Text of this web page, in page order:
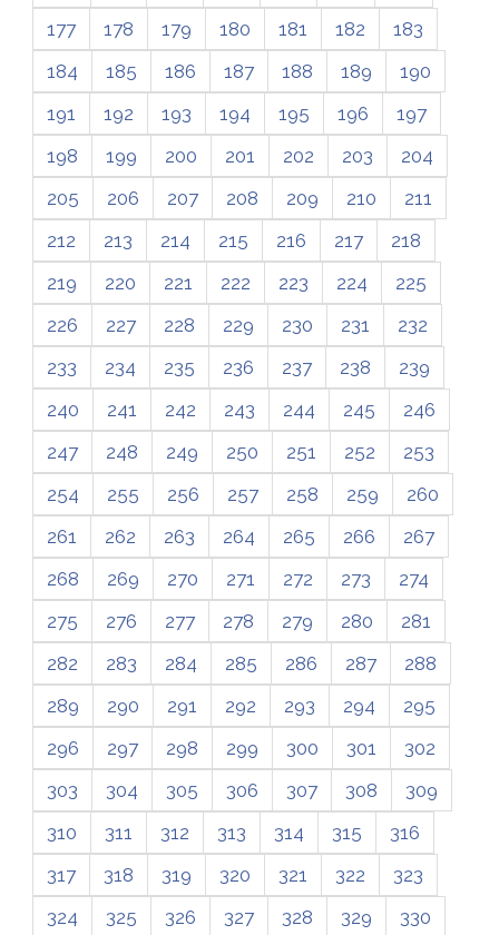
177
178 179 180 181 182
183
184
185 186 187 188 189
190
191
192 193 194 195 196
197
198
199 200 201 202 203
204
205
206 207 208 209 210
211
212
213 214 215 216 217
218
219
220 221 222 223 224
225
226
227 228 229 230 231
232
233
234 235 236 237 238
239
240
241 242 243 244 245
246
247
248 249 250 251 252
253
254
255 256 257 258 259
260
261
262 263 264 265 266
267
268
269 270 271 272 273
274
275
276 277 278 279 280
281
282
283 284 285 286 287
288
289
290 291 292 293 294
295
296
297 298 299 300 301
302
303
304 305 306 307 308
309
310
311 312 313 314 315
316
317
318 319 320 321 322
323
324
325 326 327 328 329
330